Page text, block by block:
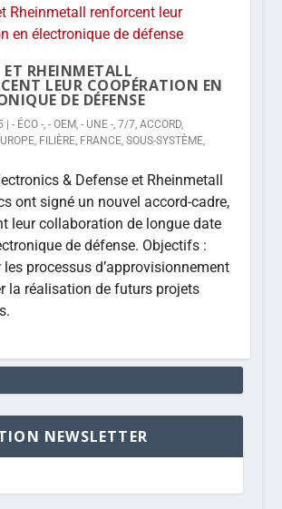
ET RHEINMETALL
LEUR COOPÉRATION EN
DE DÉFENSE
| - ÉCO -, - OEM, - UNE -, 7/7, ACCORD,
, FILIÈRE, FRANCE, SOUS-SYSTÈME,
& Defense et Rheinmetall
ont signé un nouvel accord-cadre,
leur collaboration de longue date
de défense. Objectifs :
processus d’approvisionnement
la réalisation de futurs projets
NEWSLETTER